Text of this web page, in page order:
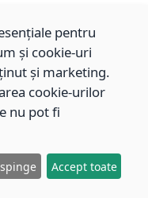
pentru serviciile
pentru Persoane
pentru serviciile
pentru
și cookie-uri
și marketing.
cookie-urilor
nu pot fi
Accept toate